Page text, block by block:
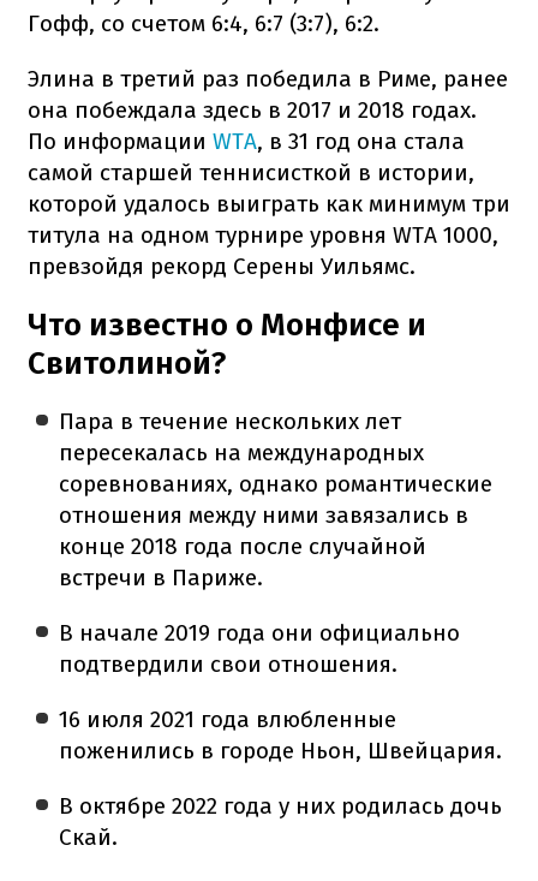
Гофф, со счетом 6:4, 6:7 (3:7), 6:2.
Элина в третий раз победила в Риме, ранее
она побеждала здесь в 2017 и 2018 годах.
По информации WTA, в 31 год она стала
самой старшей теннисисткой в истории,
которой удалось выиграть как минимум три
титула на одном турнире уровня WTA 1000,
превзойдя рекорд Серены Уильямс.
Что известно о Монфисе и
Свитолиной?
Пара в течение нескольких лет
пересекалась на международных
соревнованиях, однако романтические
отношения между ними завязались в
конце 2018 года после случайной
встречи в Париже.
В начале 2019 года они официально
подтвердили свои отношения.
16 июля 2021 года влюбленные
поженились в городе Ньон, Швейцария.
В октябре 2022 года у них родилась дочь
Скай.